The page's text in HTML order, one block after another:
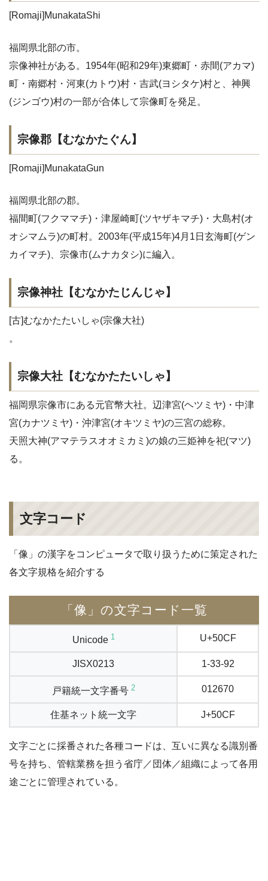
[Romaji]MunakataShi
福岡県北部の市。
宗像神社がある。1954年(昭和29年)東郷町・赤間(アカマ)
町・南郷村・河東(カトウ)村・吉武(ヨシタケ)村と、神興
(ジンゴウ)村の一部が合体して宗像町を発足。
宗像郡【むなかたぐん】
[Romaji]MunakataGun
福岡県北部の郡。
福間町(フクママチ)・津屋崎町(ツヤザキマチ)・大島村(オ
オシマムラ)の町村。2003年(平成15年)4月1日玄海町(ゲン
カイマチ)、宗像市(ムナカタシ)に編入。
宗像神社【むなかたじんじゃ】
[古]むなかたたいしゃ(宗像大社)
。
宗像大社【むなかたたいしゃ】
福岡県宗像市にある元官幣大社。辺津宮(ヘツミヤ)・中津
宮(カナツミヤ)・沖津宮(オキツミヤ)の三宮の総称。
天照大神(アマテラスオオミカミ)の娘の三姫神を祀(マツ)
る。
文字コード
「像」の漢字をコンピュータで取り扱うために策定された
各文字規格を紹介する
「像」の文字コード一覧
Unicode 1 U+50CF
JISX0213 1-33-92
戸籍統一文字番号 2 012670
住基ネット統一文字 J+50CF
文字ごとに採番された各種コードは、互いに異なる識別番
号を持ち、管轄業務を担う省庁／団体／組織によって各用
途ごとに管理されている。